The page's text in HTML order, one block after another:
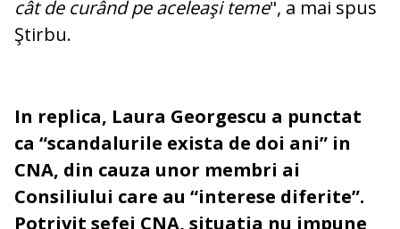
cât de curând pe aceleaşi teme", a mai spus
Ştirbu.
In replica, Laura Georgescu a punctat
ca “scandalurile exista de doi ani” in
CNA, din cauza unor membri ai
Consiliului care au “interese diferite”.
Potrivit sefei CNA, situatia nu impune